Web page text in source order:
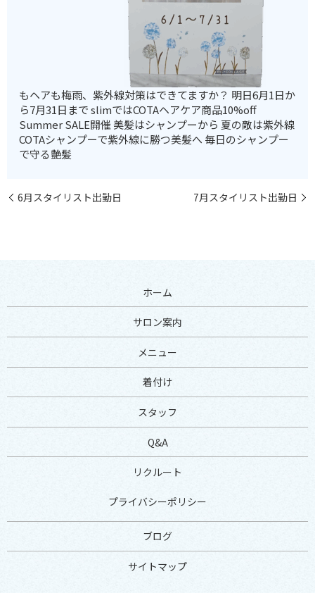
もヘアも梅雨、紫外線対策はできてますか？ 明日6月1日か
ら7月31日まで slimではCOTAヘアケア商品10%off
Summer SALE開催 美髪はシャンプーから 夏の敵は紫外線
COTAシャンプーで紫外線に勝つ美髪へ 毎日のシャンプー
で守る艶髪
6月スタイリスト出勤日 7月スタイリスト出勤日
ホーム
サロン案内
メニュー
着付け
スタッフ
Q&A
リクルート
プライバシーポリシー
ブログ
サイトマップ